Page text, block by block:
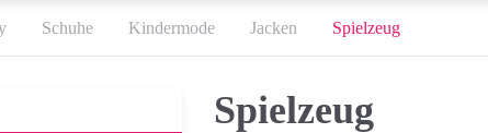
Schuhe Kindermode Jacken Spielzeug
Spielzeug